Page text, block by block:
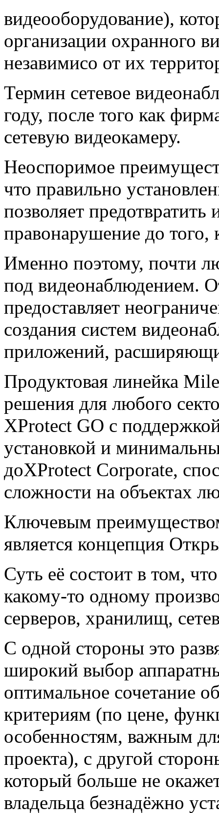
видеооборудование),
организации охранного
незавимисо от их
Термин сетевое
году, после того как
сетевую видеокамеру.
Неоспоримое
что правильно
позволяет предотвратить
правонарушение до того,
Именно поэтому, почти
под видеонаблюдением.
предоставляет
создания систем
приложений,
Продуктовая линейка
решения для любого
XProtect GO с
установкой и
доXProtect Corporate,
сложности на объектах
Ключевым
является концепция
Суть её состоит в том,
какому-то одному
серверов, хранилищ,
С одной стороны это
широкий выбор
оптимальное сочетание
критериям (по цене,
особенностям, важным
проекта), с другой
который больше не
владельца безнадёжно